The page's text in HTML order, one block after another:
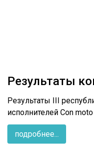
Результаты
Результаты III
исполнителей Con moto
подробнее...